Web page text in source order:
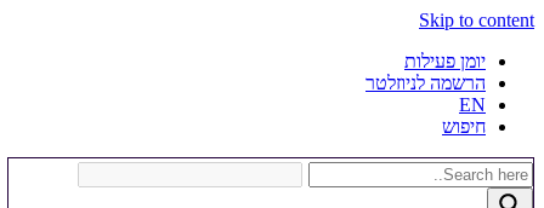
Skip to content
יומן פעילות
הרשמה לניוזלטר
EN
חיפוש